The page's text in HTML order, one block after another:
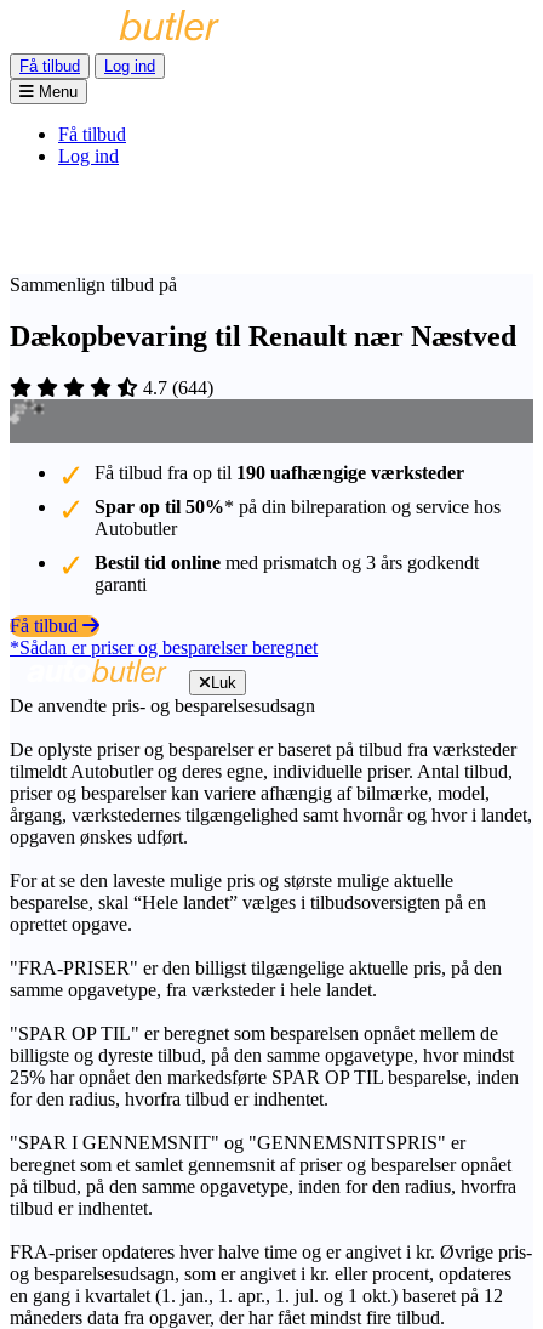
Få tilbud
Log ind
Menu
Få tilbud
Log ind
Sammenlign tilbud på
Dækopbevaring til Renault nær Næstved
4.7 (644)
Få tilbud fra op til 190 uafhængige værksteder
Spar op til 50%* på din bilreparation og service hos
Autobutler
Bestil tid online med prismatch og 3 års godkendt
garanti
Få tilbud
*Sådan er priser og besparelser beregnet
Luk
De anvendte pris- og besparelsesudsagn
De oplyste priser og besparelser er baseret på tilbud fra værksteder
tilmeldt Autobutler og deres egne, individuelle priser. Antal tilbud,
priser og besparelser kan variere afhængig af bilmærke, model,
årgang, værkstedernes tilgængelighed samt hvornår og hvor i landet,
opgaven ønskes udført.
For at se den laveste mulige pris og største mulige aktuelle
besparelse, skal “Hele landet” vælges i tilbudsoversigten på en
oprettet opgave.
"FRA-PRISER" er den billigst tilgængelige aktuelle pris, på den
samme opgavetype, fra værksteder i hele landet.
"SPAR OP TIL" er beregnet som besparelsen opnået mellem de
billigste og dyreste tilbud, på den samme opgavetype, hvor mindst
25% har opnået den markedsførte SPAR OP TIL besparelse, inden
for den radius, hvorfra tilbud er indhentet.
"SPAR I GENNEMSNIT" og "GENNEMSNITSPRIS" er
beregnet som et samlet gennemsnit af priser og besparelser opnået
på tilbud, på den samme opgavetype, inden for den radius, hvorfra
tilbud er indhentet.
FRA-priser opdateres hver halve time og er angivet i kr. Øvrige pris-
og besparelsesudsagn, som er angivet i kr. eller procent, opdateres
en gang i kvartalet (1. jan., 1. apr., 1. jul. og 1 okt.) baseret på 12
måneders data fra opgaver, der har fået mindst fire tilbud.